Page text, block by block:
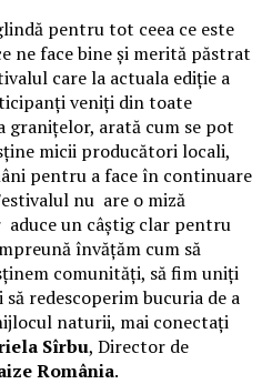
pentru tot ceea ce este
ne face bine și merită păstrat
care la actuala ediție a
veniți din toate
granițelor, arată cum se pot
micii producători locali,
pentru a face în continuare
nu are o miză
un câștig clar pentru
învățăm cum să
comunități, să fim uniți
redescoperim bucuria de a
naturii, mai conectați
Sîrbu, Director de
România.